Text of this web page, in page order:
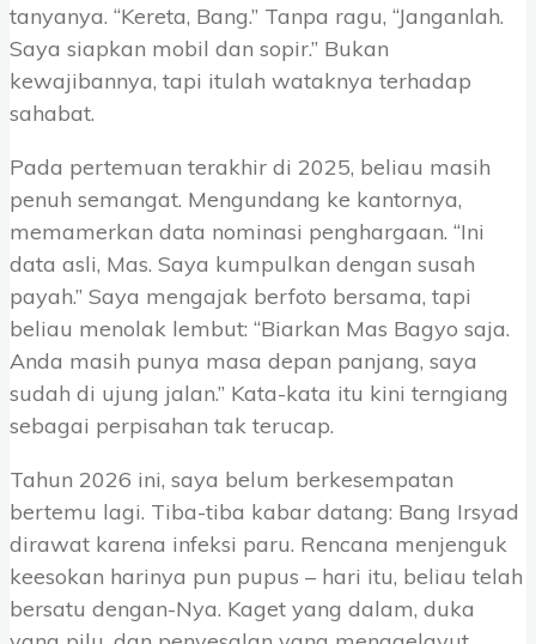
tanyanya. “Kereta, Bang.” Tanpa ragu, “Janganlah.
Saya siapkan mobil dan sopir.” Bukan
kewajibannya, tapi itulah wataknya terhadap
sahabat.
Pada pertemuan terakhir di 2025, beliau masih
penuh semangat. Mengundang ke kantornya,
memamerkan data nominasi penghargaan. “Ini
data asli, Mas. Saya kumpulkan dengan susah
payah.” Saya mengajak berfoto bersama, tapi
beliau menolak lembut: “Biarkan Mas Bagyo saja.
Anda masih punya masa depan panjang, saya
sudah di ujung jalan.” Kata-kata itu kini terngiang
sebagai perpisahan tak terucap.
Tahun 2026 ini, saya belum berkesempatan
bertemu lagi. Tiba-tiba kabar datang: Bang Irsyad
dirawat karena infeksi paru. Rencana menjenguk
keesokan harinya pun pupus – hari itu, beliau telah
bersatu dengan-Nya. Kaget yang dalam, duka